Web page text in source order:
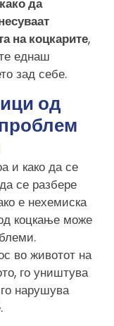
на коцкарите,
еднаш
зад себе.
од
и како да се
се разбере
е нехемиска
коцкање може
во животот на
го уништува
нарушува